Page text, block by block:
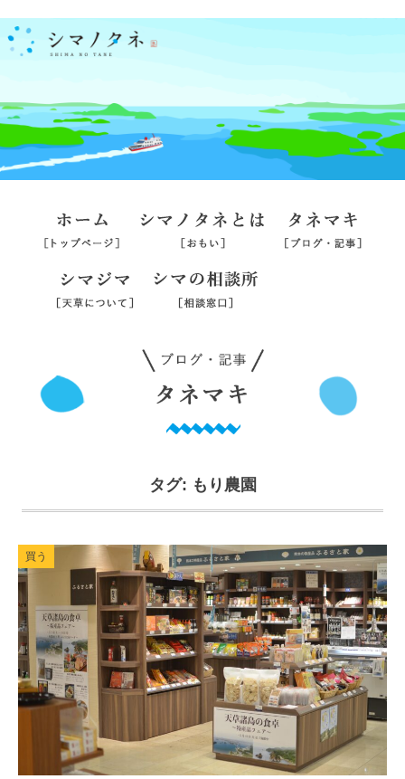
ホーム シマノタネとは
シマジマ
タグ: もり農園
買う